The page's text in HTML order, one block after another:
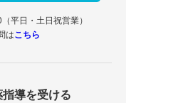
平日・土日祝営業）
はこちら
導を受ける